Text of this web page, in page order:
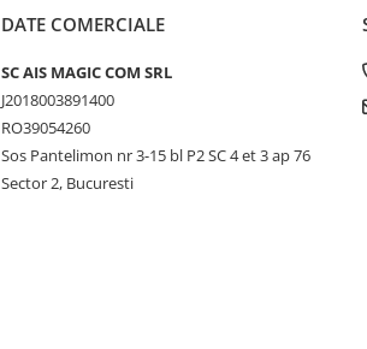
DATE COMERCIALE
SC AIS MAGIC COM SRL
J2018003891400
RO39054260
Sos Pantelimon nr 3-15 bl P2 SC 4 et 3 ap 76
Sector 2, Bucuresti